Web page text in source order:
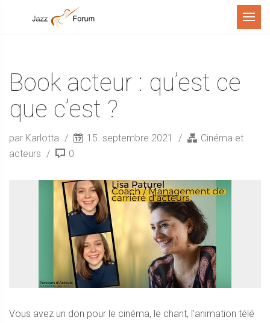
Menu
Book acteur : qu’est ce
que c’est ?
par Karlotta 15. septembre 2021
Cinéma et
acteurs
0
Vous avez un don pour le cinéma, le chant, l’animation télé